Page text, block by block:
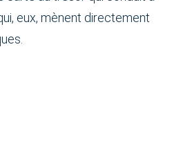
eux, mènent directement